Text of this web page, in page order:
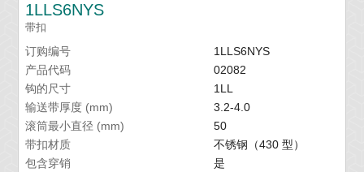
1LLS6NYS
带扣
订购编号
1LLS6NYS
产品代码
02082
钩的尺寸
1LL
输送带厚度 (mm)
3.2-4.0
滚筒最小直径 (mm)
50
带扣材质
不锈钢（430 型）
包含穿销
是